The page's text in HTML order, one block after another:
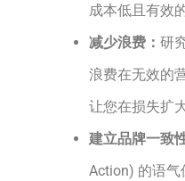
成本低且有效
减少浪费： 研
浪费在无效的
让您在损失扩
建立品牌一致
Action) 的语气